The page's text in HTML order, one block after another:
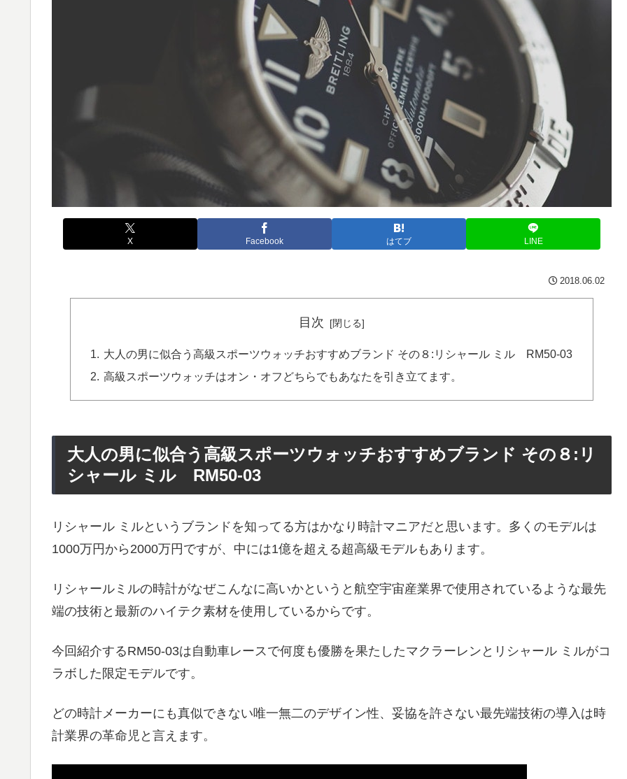
X Facebook はてブ LINE
2018.06.02
目次
大人の男に似合う高級スポーツウォッチおすすめブランド その８:リシャール ミル RM50-03
高級スポーツウォッチはオン・オフどちらでもあなたを引き立てます。
大人の男に似合う高級スポーツウォッチおすすめブランド その８:リ
シャール ミル RM50-03
リシャール ミルというブランドを知ってる方はかなり時計マニアだと思います。多くのモデルは
1000万円から2000万円ですが、中には1億を超える超高級モデルもあります。
リシャールミルの時計がなぜこんなに高いかというと航空宇宙産業界で使用されているような最先
端の技術と最新のハイテク素材を使用しているからです。
今回紹介するRM50-03は自動車レースで何度も優勝を果たしたマクラーレンとリシャール ミルがコ
ラボした限定モデルです。
どの時計メーカーにも真似できない唯一無二のデザイン性、妥協を許さない最先端技術の導入は時
計業界の革命児と言えます。